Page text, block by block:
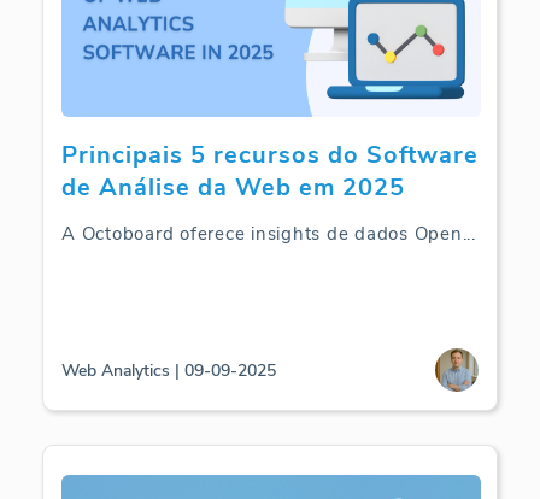
Principais 5 recursos do Software
de Análise da Web em 2025
A Octoboard oferece insights de dados Open...
Web Analytics | 09-09-2025